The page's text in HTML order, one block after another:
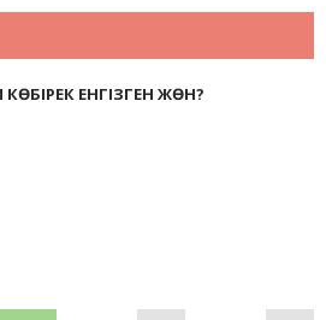
ЕНГІЗГЕН ЖӨН?